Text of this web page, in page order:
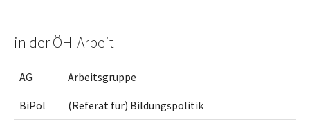
in der ÖH-Arbeit
AG Arbeitsgruppe
BiPol (Referat für) Bildungspolitik